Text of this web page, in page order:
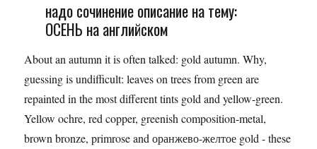
надо сочинение описание на тему:
ОСЕНЬ на английском
About an autumn it is often talked: gold autumn. Why,
guessing is undifficult: leaves on trees from green are
repainted in the most different tints gold and yellow-green.
Yellow ochre, red copper, greenish composition-metal,
brown bronze, primrose and оранжево-желтое gold - these